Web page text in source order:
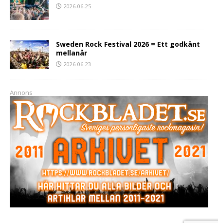
2026-06-25
Sweden Rock Festival 2026 = Ett godkänt
mellanår
2026-06-23
Annons